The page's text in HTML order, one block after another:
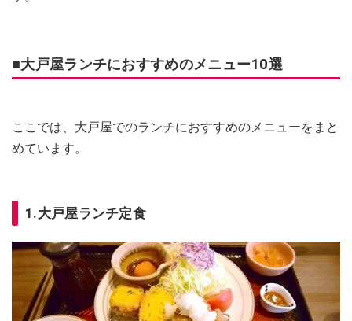
■大戸屋ランチにおすすめのメニュー10選
ここでは、大戸屋でのランチにおすすめのメニューをまと
めています。
1.大戸屋ランチ定食